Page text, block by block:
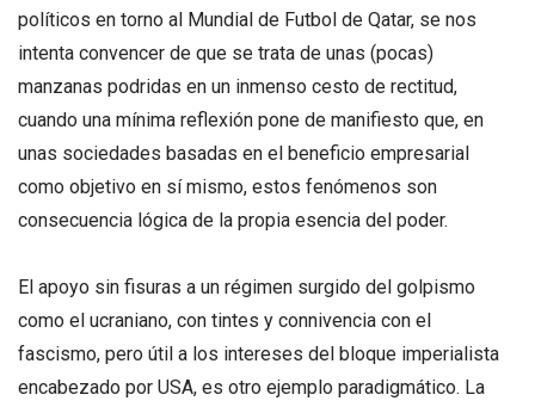
políticos en torno al Mundial de Futbol de Qatar, se nos
intenta convencer de que se trata de unas (pocas)
manzanas podridas en un inmenso cesto de rectitud,
cuando una mínima reflexión pone de manifiesto que, en
unas sociedades basadas en el beneficio empresarial
como objetivo en sí mismo, estos fenómenos son
consecuencia lógica de la propia esencia del poder.
El apoyo sin fisuras a un régimen surgido del golpismo
como el ucraniano, con tintes y connivencia con el
fascismo, pero útil a los intereses del bloque imperialista
encabezado por USA, es otro ejemplo paradigmático. La